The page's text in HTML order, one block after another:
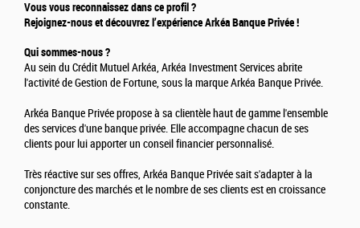
Vous vous reconnaissez dans ce profil ?
Rejoignez-nous et découvrez l’expérience Arkéa Banque Privée !
Qui sommes-nous ?
Au sein du Crédit Mutuel Arkéa, Arkéa Investment Services abrite
l'activité de Gestion de Fortune, sous la marque Arkéa Banque Privée.
Arkéa Banque Privée propose à sa clientèle haut de gamme l'ensemble
des services d'une banque privée. Elle accompagne chacun de ses
clients pour lui apporter un conseil financier personnalisé.
Très réactive sur ses offres, Arkéa Banque Privée sait s'adapter à la
conjoncture des marchés et le nombre de ses clients est en croissance
constante.